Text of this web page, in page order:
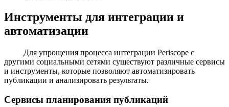
Инструменты для интеграции и
автоматизации
Для упрощения процесса интеграции Periscope с
другими социальными сетями существуют различные сервисы
и инструменты, которые позволяют автоматизировать
публикации и анализировать результаты.
Сервисы планирования публикаций